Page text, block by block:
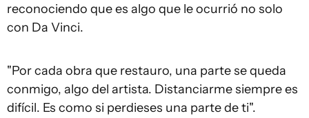
reconociendo que es algo que le ocurrió no solo
con Da Vinci.
"Por cada obra que restauro, una parte se queda
conmigo, algo del artista. Distanciarme siempre es
difícil. Es como si perdieses una parte de ti".